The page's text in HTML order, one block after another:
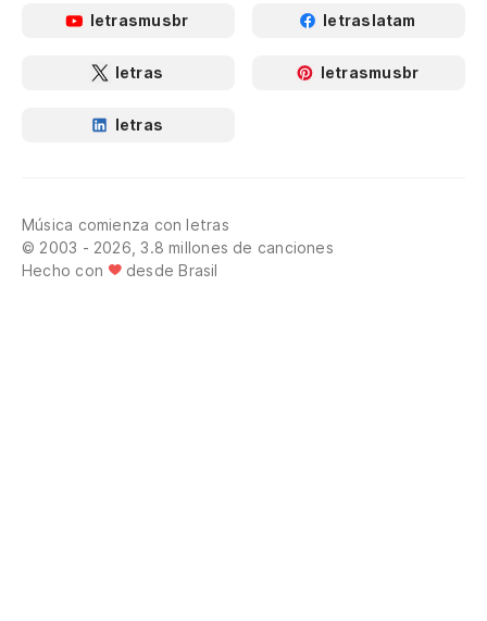
letrasmusbr letraslatam
letras letrasmusbr
letras
Música comienza con letras
© 2003 - 2026, 3.8 millones de canciones
Hecho con
desde Brasil